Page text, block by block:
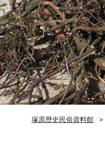
塚原歴史民俗資料館